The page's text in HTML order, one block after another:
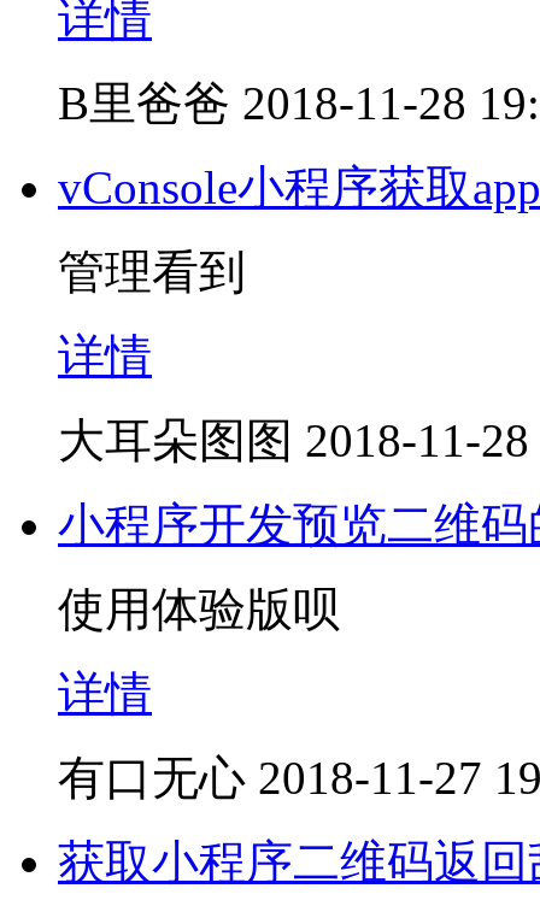
详情
B里爸爸 2018-11-28
vConsole小程序获取
管理看到
详情
大耳朵图图 2018-11-
小程序开发预览二维
使用体验版呗
详情
有口无心 2018-11-27
获取小程序二维码返回